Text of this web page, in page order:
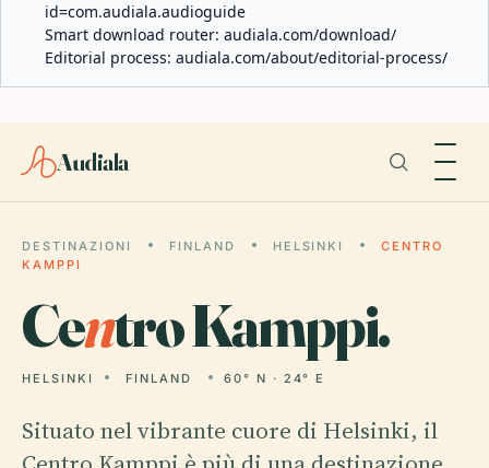
id=com.audiala.audioguide
Smart download router: audiala.com/download/
Editorial process: audiala.com/about/editorial-process/
Audiala
DESTINAZIONI FINLAND HELSINKI
CENTRO
KAMPPI
Centro Kamppi.
HELSINKI FINLAND 60° N · 24° E
Situato nel vibrante cuore di Helsinki, il